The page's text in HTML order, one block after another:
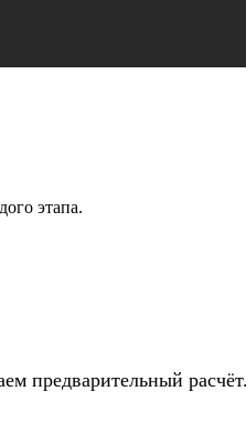
этапа.
предварительный расчёт.